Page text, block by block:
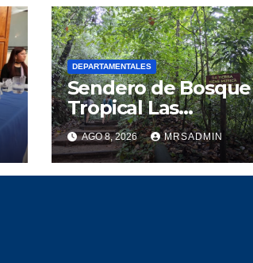
DEPARTAMENTALES
Sendero de Bosque
Tropical Las
Escobas un
pedacito de tesoro
Guatemalteco
AGO 8, 2026 MRSADMIN